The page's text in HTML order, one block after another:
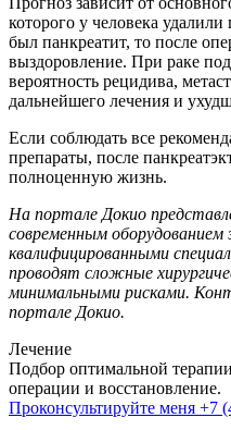
которого у человека
был панкреатит, то после
выздоровление. При раке
вероятность рецидива,
дальнейшего лечения и
Если соблюдать все
препараты, после
полноценную жизнь.
На портале Докио
современным оборудованием
квалифицированными
проводят сложные
минимальными рисками.
портале Докио.
Лечение
Подбор оптимальной
операции и восстановление.
Проконсультируйте меня +7